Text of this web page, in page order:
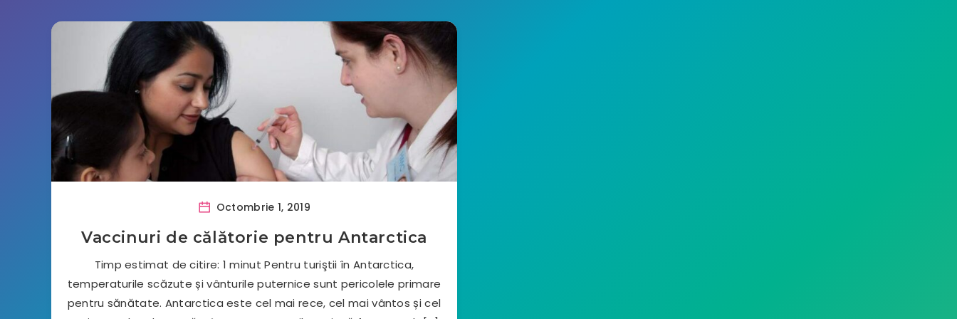
Octombrie 1, 2019
Vaccinuri de călătorie pentru Antarctica
Timp estimat de citire: 1 minut Pentru turiştii în Antarctica,
temperaturile scăzute și vânturile puternice sunt pericolele primare
pentru sănătate. Antarctica este cel mai rece, cel mai vântos și cel